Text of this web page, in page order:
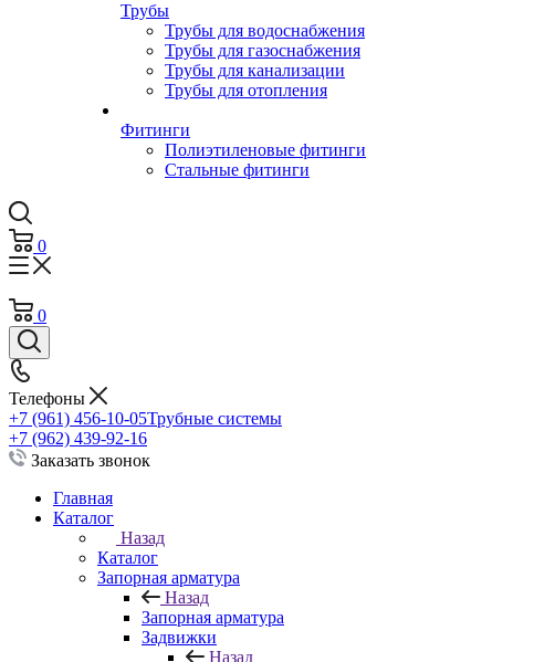
Трубы
Трубы для водоснабжения
Трубы для газоснабжения
Трубы для канализации
Трубы для отопления
Фитинги
Полиэтиленовые фитинги
Стальные фитинги
0
0
Телефоны
+7 (961) 456-10-05Трубные системы
+7 (962) 439-92-16
Заказать звонок
Главная
Каталог
Назад
Каталог
Запорная арматура
Назад
Запорная арматура
Задвижки
Назад